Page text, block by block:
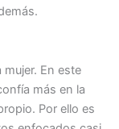
En este
más en la
Por ello es